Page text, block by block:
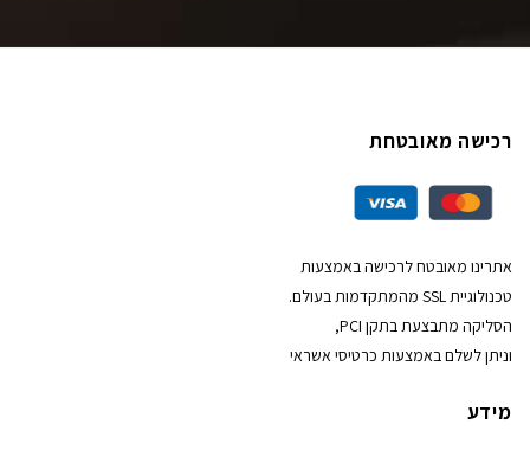
רכישה מאובטחת
אתרינו מאובטח לרכישה באמצעות
טכנולוגיית SSL מהמתקדמות בעולם.
הסליקה מתבצעת בתקן PCI,
וניתן לשלם באמצעות כרטיסי אשראי
מידע